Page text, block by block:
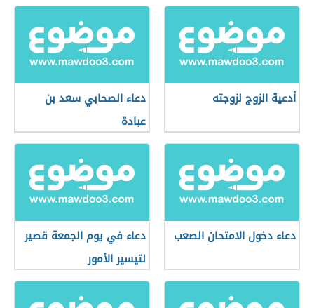
أدعية الزوج لزوجته
دعاء الصحابي سعد بن
عبادة
دعاء دخول الامتحان الصعب
دعاء في يوم الجمعة قصير
لتيسير الأمور